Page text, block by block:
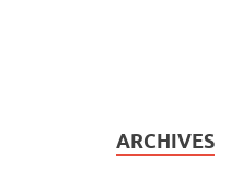
ARCHIVES